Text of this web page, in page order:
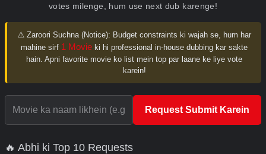
votes milenge, hum use next dub karenge!
⚠️ Zaroori Suchna (Notice): Budget constraints ki wajah se, hum har
mahine sirf 1 Movie ki hi professional in-house dubbing kar sakte
hain. Apni favorite movie ko list mein top par laane ke liye vote
karein!
Request Submit Karein
🔥 Abhi ki Top 10 Requests